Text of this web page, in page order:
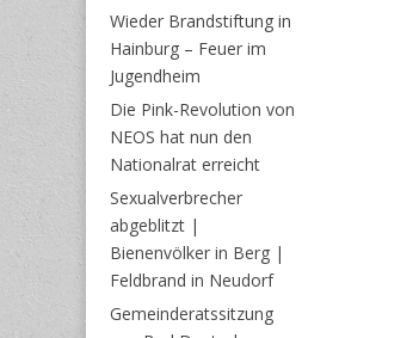
Wieder Brandstiftung in
Hainburg – Feuer im
Jugendheim
Die Pink-Revolution von
NEOS hat nun den
Nationalrat erreicht
Sexualverbrecher
abgeblitzt |
Bienenvölker in Berg |
Feldbrand in Neudorf
Gemeinderatssitzung